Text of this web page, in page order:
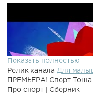
Показать полностью
Ролик канала Для
ПРЕМЬЕРА! Спорт Тоша
Про спорт | Сборник